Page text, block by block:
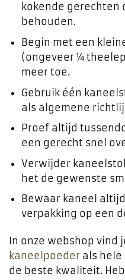
kokende gerechten
behouden.
Begin met een
(ongeveer ¼
meer toe.
Gebruik één
als algemene
Proef altijd
een gerecht snel
Verwijder
het de gewenste
Bewaar kaneel
verpakking op een
In onze webshop vind
kaneelpoeder als hele
de beste kwaliteit.